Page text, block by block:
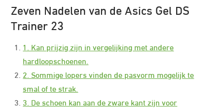
Zeven Nadelen van de Asics Gel DS
Trainer 23
1. Kan prijzig zijn in vergelijking met andere
hardloopschoenen.
2. Sommige lopers vinden de pasvorm mogelijk te
smal of te strak.
3. De schoen kan aan de zware kant zijn voor